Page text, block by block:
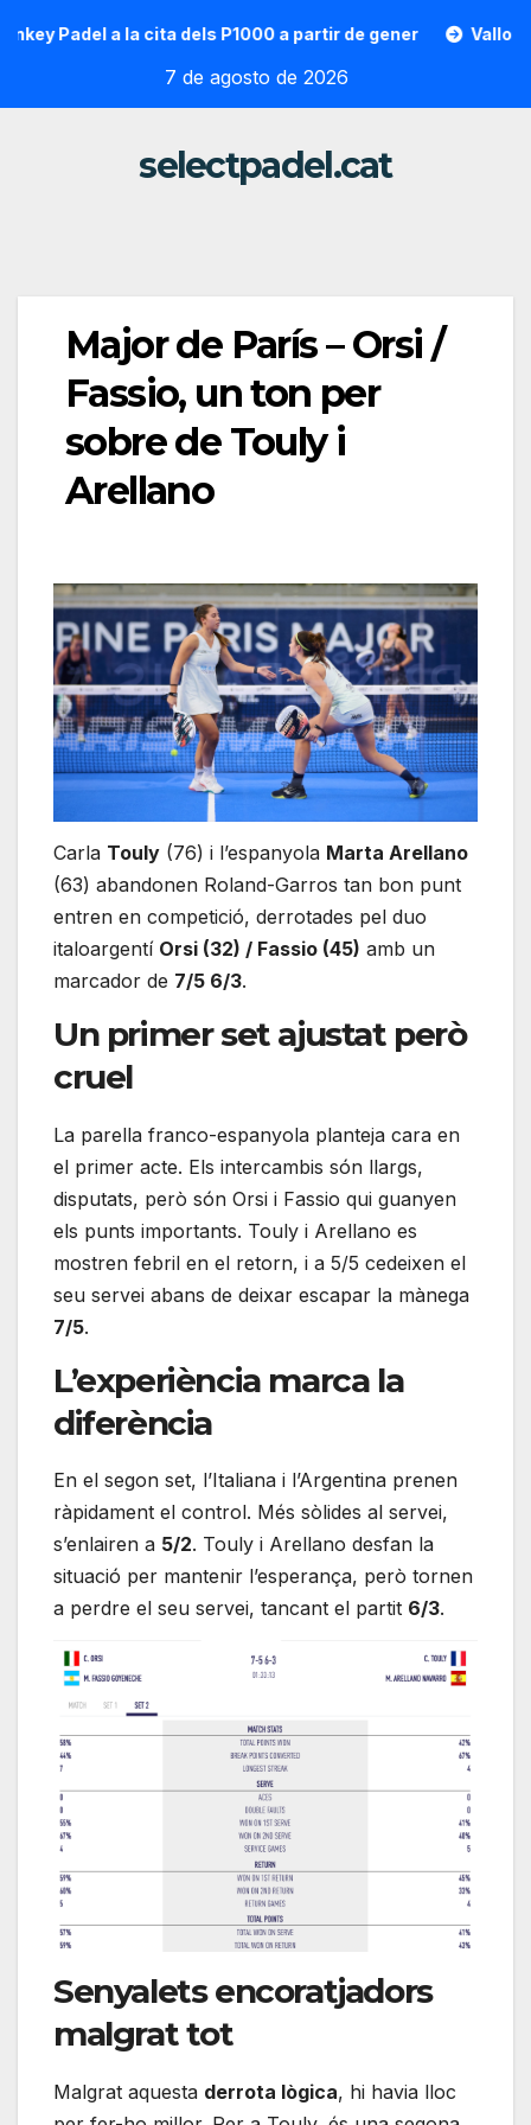
a la cita dels P1000 a partir de gener Vallon
7 de agosto de 2026
selectpadel.cat
Major de París – Orsi /
Fassio, un ton per
sobre de Touly i
Arellano
Carla Touly (76) i l’espanyola Marta Arellano
(63) abandonen Roland-Garros tan bon punt
entren en competició, derrotades pel duo
italoargentí Orsi (32) / Fassio (45) amb un
marcador de 7/5 6/3.
Un primer set ajustat però
cruel
La parella franco-espanyola planteja cara en
el primer acte. Els intercambis són llargs,
disputats, però són Orsi i Fassio qui guanyen
els punts importants. Touly i Arellano es
mostren febril en el retorn, i a 5/5 cedeixen el
seu servei abans de deixar escapar la mànega
7/5.
L’experiència marca la
diferència
En el segon set, l’Italiana i l’Argentina prenen
ràpidament el control. Més sòlides al servei,
s’enlairen a 5/2. Touly i Arellano desfan la
situació per mantenir l’esperança, però tornen
a perdre el seu servei, tancant el partit 6/3.
Senyalets encoratjadors
malgrat tot
Malgrat aquesta derrota lògica, hi havia lloc